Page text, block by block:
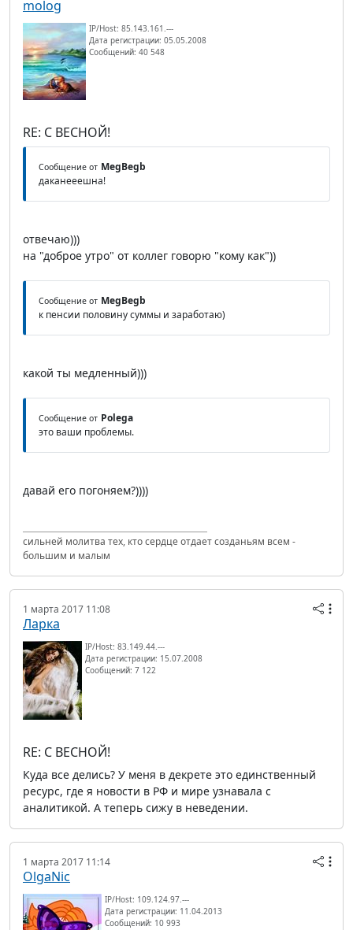
molog
IP/Host: 85.143.161.---
Дата регистрации: 05.05.2008
Сообщений: 40 548
RE: С ВЕСНОЙ!
Сообщение от MegBegb
даканееешна!
отвечаю)))
на "доброе утро" от коллег говорю "кому как"))
Сообщение от MegBegb
к пенсии половину суммы и заработаю)
какой ты медленный)))
Сообщение от Polega
это ваши проблемы.
давай его погоняем?))))
сильней молитва тех, кто сердце отдает созданьям всем -
большим и малым
1 марта 2017 11:08
Ларка
IP/Host: 83.149.44.---
Дата регистрации: 15.07.2008
Сообщений: 7 122
RE: С ВЕСНОЙ!
Куда все делись? У меня в декрете это единственный
ресурс, где я новости в РФ и мире узнавала с
аналитикой. А теперь сижу в неведении.
1 марта 2017 11:14
OlgaNic
IP/Host: 109.124.97.---
Дата регистрации: 11.04.2013
Сообщений: 10 993